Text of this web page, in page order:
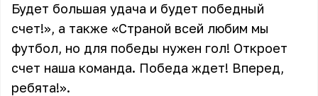
Будет большая удача и будет победный
счет!», а также «Страной всей любим мы
футбол, но для победы нужен гол! Откроет
счет наша команда. Победа ждет! Вперед,
ребята!».